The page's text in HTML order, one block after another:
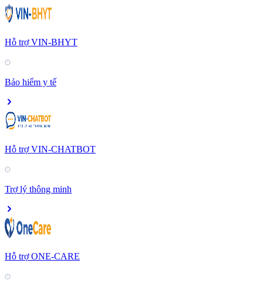
Hỗ trợ VIN-BHYT
Bảo hiểm y tế
Hỗ trợ VIN-CHATBOT
Trợ lý thông minh
Hỗ trợ ONE-CARE